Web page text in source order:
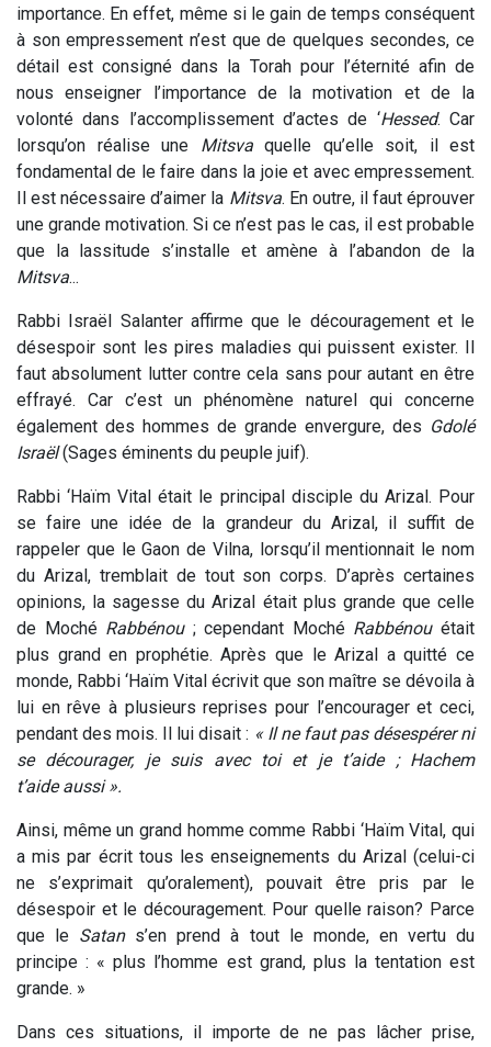
importance. En effet, même si le gain de temps conséquent
à son empressement n’est que de quelques secondes, ce
détail est consigné dans la Torah pour l’éternité afin de
nous enseigner l’importance de la motivation et de la
volonté dans l’accomplissement d’actes de ‘Hessed. Car
lorsqu’on réalise une Mitsva quelle qu’elle soit, il est
fondamental de le faire dans la joie et avec empressement.
Il est nécessaire d’aimer la Mitsva. En outre, il faut éprouver
une grande motivation. Si ce n’est pas le cas, il est probable
que la lassitude s’installe et amène à l’abandon de la
Mitsva...
Rabbi Israël Salanter affirme que le découragement et le
désespoir sont les pires maladies qui puissent exister. Il
faut absolument lutter contre cela sans pour autant en être
effrayé. Car c’est un phénomène naturel qui concerne
également des hommes de grande envergure, des Gdolé
Israël(Sages éminents du peuple juif).
Rabbi ‘Haïm Vital était le principal disciple du Arizal. Pour
se faire une idée de la grandeur du Arizal, il suffit de
rappeler que le Gaon de Vilna, lorsqu’il mentionnait le nom
du Arizal, tremblait de tout son corps. D’après certaines
opinions, la sagesse du Arizal était plus grande que celle
de Moché Rabbénou; cependant Moché Rabbénouétait
plus grand en prophétie. Après que le Arizal a quitté ce
monde, Rabbi ‘Haïm Vital écrivit que son maître se dévoila à
lui en rêve à plusieurs reprises pour l’encourager et ceci,
pendant des mois. Il lui disait : « Il ne faut pas désespérer ni
se décourager, je suis avec toi et je t’aide ; Hachem
t’aide aussi ».
Ainsi, même un grand homme comme Rabbi ‘Haïm Vital, qui
a mis par écrit tous les enseignements du Arizal (celui-ci
ne s’exprimait qu’oralement), pouvait être pris par le
désespoir et le découragement. Pour quelle raison? Parce
que le Satan s’en prend à tout le monde, en vertu du
principe : « plus l’homme est grand, plus la tentation est
grande. »
Dans ces situations, il importe de ne pas lâcher prise,